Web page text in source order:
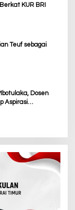
KUR BRI
Teuf sebagai
Dosen
Aspirasi
Karang